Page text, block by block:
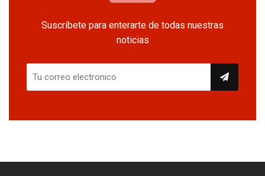
Suscríbete para enterarte de todas nuestras
noticias